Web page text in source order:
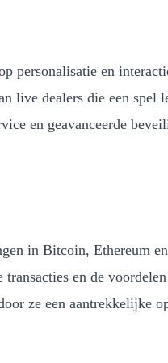
personalisatie en
live dealers die een spel
en geavanceerde
in Bitcoin, Ethereum
en de
ze een aantrekkelijke